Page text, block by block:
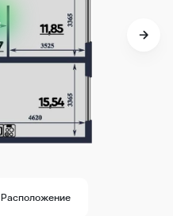
Расположение